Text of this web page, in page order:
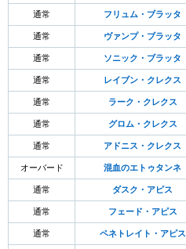
通常 フリュム・ブラッタ
通常 ヴァンプ・ブラッタ
通常 ソニック・ブラッタ
通常 レイブン・クレクス
通常 ラーク・クレクス
通常 グロム・クレクス
通常 アドニス・クレクス
オーバード 混血のエトゥタンネ
通常 ダスク・アピス
通常 フェード・アピス
通常 ペネトレイト・アピス